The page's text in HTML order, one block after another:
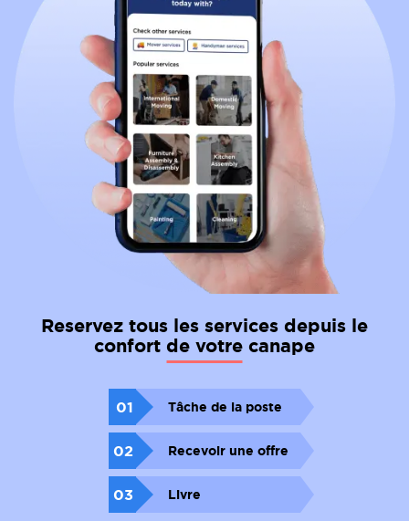
Reservez tous les services depuis le
confort de votre canape
01 Tâche de la poste
02 Recevoir une offre
03 Livre